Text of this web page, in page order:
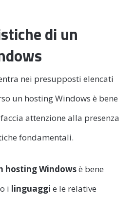
di un
nei presupposti elencati
un hosting Windows è bene
attenzione alla presenza
fondamentali.
hosting Windowsè bene
i linguaggi e le relative